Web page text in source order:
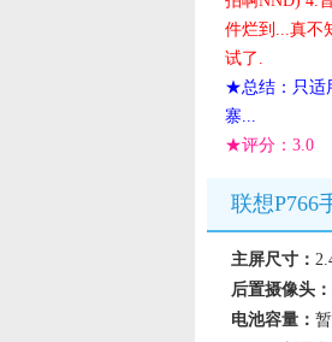
件烂到...真不
试了.
★总结：只适
寨...
★评分： 3.0
联想P766
主屏尺寸：
后置摄像头：
电池容量：